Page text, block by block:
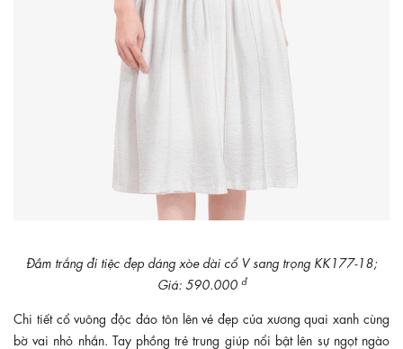
Đầm trắng đi tiệc đẹp dáng xòe dài cổ V sang trọng KK177-18;
Giá: 590.000 đ
Chi tiết cổ vuông độc đáo tôn lên vẻ đẹp của xương quai xanh cùng
bờ vai nhỏ nhắn. Tay phồng trẻ trung giúp nổi bật lên sự ngọt ngào